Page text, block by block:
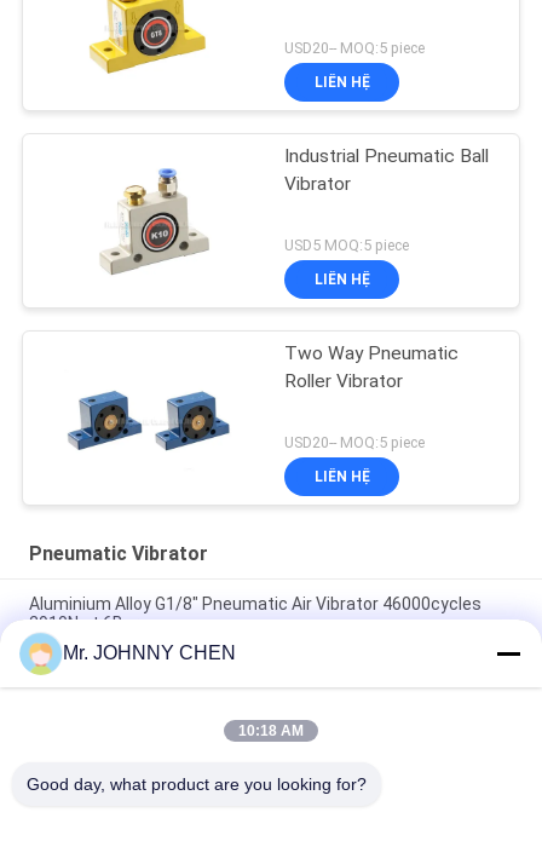
USD20-- MOQ:5 piece
LIÊN HỆ
Industrial Pneumatic Ball
Vibrator
USD5 MOQ:5 piece
LIÊN HỆ
Two Way Pneumatic
Roller Vibrator
USD20-- MOQ:5 piece
LIÊN HỆ
Pneumatic Vibrator
Aluminium Alloy G1/8" Pneumatic Air Vibrator 46000cycles
2910N at 6Bar
Low Noise Pneumatic Turbine Vibrator G1/8" 2400N/6Bar For
Vibration Screening
GT-13 Industrial Pneumatic Turbine Vibrator For Vibration
Mr. JOHNNY CHEN
10:18 AM
Good day, what product are you looking for?